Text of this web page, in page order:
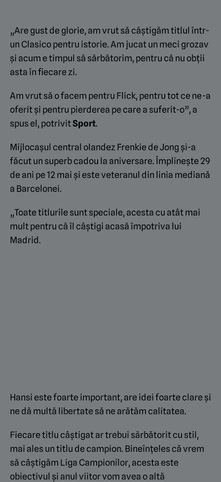
„Are gust de glorie, am vrut să câștigăm titlul într-
un Clasico pentru istorie. Am jucat un meci grozav
și acum e timpul să sărbătorim, pentru că nu obții
asta în fiecare zi.
Am vrut să o facem pentru Flick, pentru tot ce ne-a
oferit și pentru pierderea pe care a suferit-o”, a
spus el, potrivitSport.
Mijlocașul central olandez Frenkie de Jong și-a
făcut un superb cadou la aniversare. Împlinește 29
de ani pe 12 mai și este veteranul din linia mediană
a Barcelonei.
„Toate titlurile sunt speciale, acesta cu atât mai
mult pentru că îl câștigi acasă împotriva lui
Madrid.
Hansi este foarte important, are idei foarte clare și
ne dă multă libertate să ne arătăm calitatea.
Fiecare titlu câștigat ar trebui sărbătorit cu stil,
mai ales un titlu de campion. Bineînțeles că vrem
să câștigăm Liga Campionilor, acesta este
obiectivul și anul viitor vom avea o altă